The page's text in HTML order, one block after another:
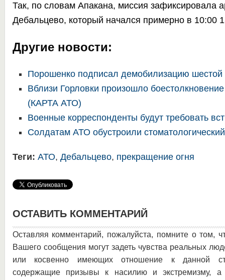
Так, по словам Апакана, миссия зафиксировала
Дебальцево, который начался примерно в 10:00
Другие новости:
Порошенко подписал демобилизацию
Вблизи Горловки произошло
(КАРТА АТО)
Военные корреспонденты будут требовать
Солдатам АТО обустроили
Теги: АТО, Дебальцево, прекращение огня
ОСТАВИТЬ КОММЕНТАРИЙ
Оставляя комментарий, пожалуйста, помните о том,
Вашего сообщения могут задеть чувства реальных
или косвенно имеющих отношение к данной
содержащие призывы к насилию и экстремизму, а